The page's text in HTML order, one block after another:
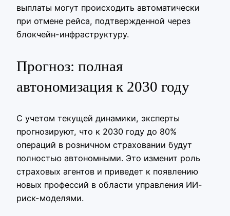
выплаты могут происходить автоматически
при отмене рейса, подтвержденной через
блокчейн-инфраструктуру.
Прогноз: полная
автономизация к 2030 году
С учетом текущей динамики, эксперты
прогнозируют, что к 2030 году до 80%
операций в розничном страховании будут
полностью автономными. Это изменит роль
страховых агентов и приведет к появлению
новых профессий в области управления ИИ-
риск-моделями.